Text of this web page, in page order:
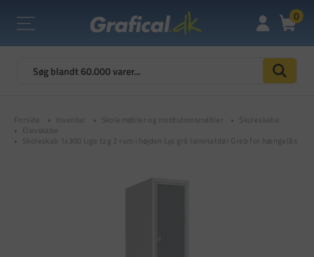
0
Forside Inventar Skolemøbler og institutionsmøbler
Skoleskabe
Elevskabe
Skoleskab 1x300 Lige tag 2 rum i højden Lys grå laminatdør Greb for hængelås